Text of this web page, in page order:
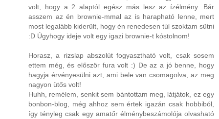
volt, hogy a 2 alaptól egész más lesz az ízélmény. Bár
asszem az én brownie-mmal az is harapható lenne, mert
most legalább kiderült, hogy én renedesen túl szoktam sütni
:D Úgyhogy ideje volt egy igazi brownie-t kóstolnom!
Horasz, a rizslap abszolút fogyasztható volt, csak sosem
ettem még, és először fura volt :) De az a jó benne, hogy
hagyja érvényesülni azt, ami bele van csomagolva, az meg
nagyon ütős volt!
Huhh, remélem, senkit sem bántottam meg, látjátok, ez egy
bonbon-blog, még ahhoz sem értek igazán csak hobbiból,
így tényleg csak egy amatőr élménybeszámolója olvasható